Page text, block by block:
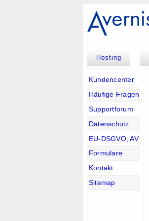
Hosting
Kundencenter
Häufige Fragen
Supportforum
Datenschutz
EU-DSGVO, AV
Formulare
Kontakt
Sitemap